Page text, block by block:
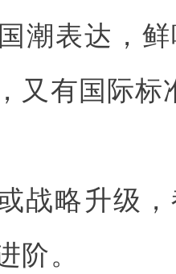
潮表达，
又有国际标
战略升级
。